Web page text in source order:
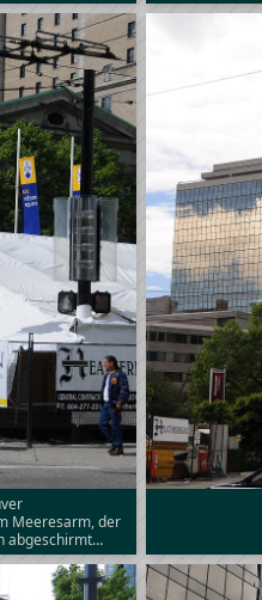
Meeresarm, der
abgeschirmt…